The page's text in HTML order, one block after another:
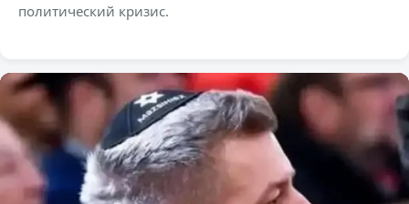
политический кризис.